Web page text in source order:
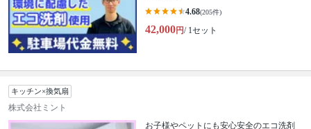
4.68(205件)
42,000円/ 1セット
キッチン×換気扇
株式会社ミント
お子様やペットにも安心安全のエコ洗剤